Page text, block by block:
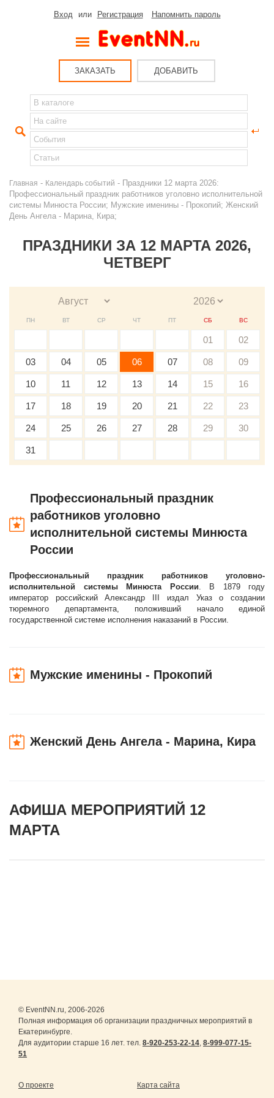
Вход или Регистрация Напомнить пароль
ЗАКАЗАТЬ ДОБАВИТЬ
Главная - Календарь событий - Праздники 12 марта 2026:
Профессиональный праздник работников уголовно исполнительной
системы Минюста России; Мужские именины - Прокопий; Женский
День Ангела - Марина, Кира;
ПРАЗДНИКИ ЗА 12 МАРТА 2026,
ЧЕТВЕРГ
ПН ВТ СР ЧТ ПТ СБ ВС
01 02
03 04 05 06 07 08 09
10 11 12 13 14 15 16
17 18 19 20 21 22 23
24 25 26 27 28 29 30
31
Профессиональный праздник
работников уголовно
исполнительной системы Минюста
России
Профессиональный праздник работников уголовно-
исполнительной системы Минюста России. В 1879 году
император российский Александр III издал Указ о создании
тюремного департамента, положивший начало единой
государственной системе исполнения наказаний в России.
Мужские именины - Прокопий
Женский День Ангела - Марина, Кира
АФИША МЕРОПРИЯТИЙ 12
МАРТА
© EventNN.ru, 2006-2026
Полная информация об организации праздничных мероприятий в
Екатеринбурге.
Для аудитории старше 16 лет. тел. 8-920-253-22-14, 8-999-077-15-
51
О проекте Карта сайта